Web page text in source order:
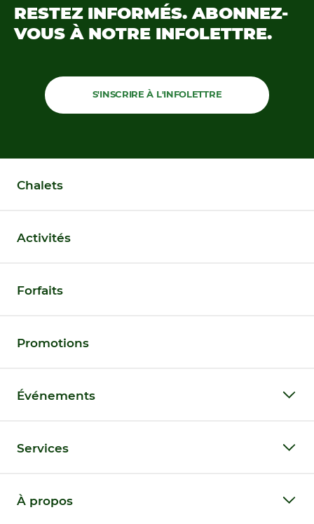
RESTEZ INFORMÉS. ABONNEZ-
VOUS À NOTRE INFOLETTRE.
S'INSCRIRE À L'INFOLETTRE
Chalets
Activités
Forfaits
Promotions
Événements
Services
À propos